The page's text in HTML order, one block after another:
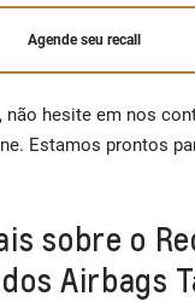
Agende seu recall
não hesite em nos
Estamos prontos
sobre o
Airbags